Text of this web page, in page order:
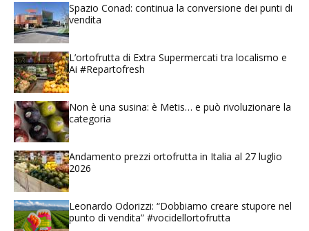
Spazio Conad: continua la conversione dei punti di
vendita
L’ortofrutta di Extra Supermercati tra localismo e
Ai #Repartofresh
Non è una susina: è Metis… e può rivoluzionare la
categoria
Andamento prezzi ortofrutta in Italia al 27 luglio
2026
Leonardo Odorizzi: “Dobbiamo creare stupore nel
punto di vendita” #vocidellortofrutta